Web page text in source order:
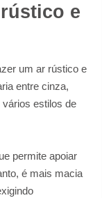
e
um ar rústico e
entre cinza,
estilos de
permite apoiar
é mais macia